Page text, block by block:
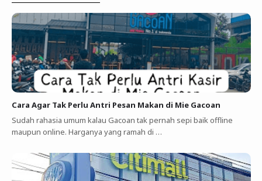
Cara Agar Tak Perlu Antri Pesan Makan di Mie Gacoan
Sudah rahasia umum kalau Gacoan tak pernah sepi baik offline
maupun online. Harganya yang ramah di …